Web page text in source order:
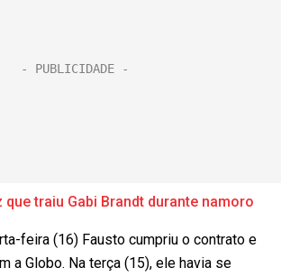
que traiu Gabi Brandt durante namoro
feira (16) Fausto cumpriu o contrato e
a Globo. Na terça (15), ele havia se